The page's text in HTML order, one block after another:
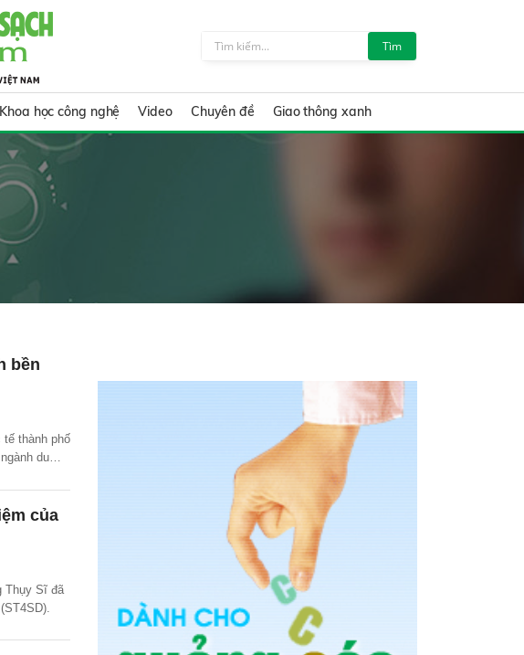
Tìm
Khoa học công nghệ Video Chuyên đề Giao thông xanh
bền
thành phố
du
của
Thụy Sĩ đã